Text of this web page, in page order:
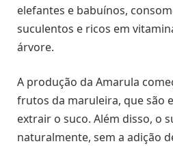
elefantes e babuínos,
suculentos e ricos em
árvore.
A produção da Amarula
frutos da maruleira, que são
extrair o suco. Além disso, o
naturalmente, sem a adição